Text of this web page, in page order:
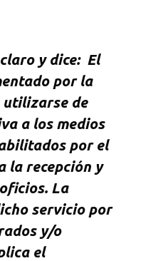
y dice: El
por la
utilizarse de
a los medios
por el
la recepción y
La
servicio por
y/o
el